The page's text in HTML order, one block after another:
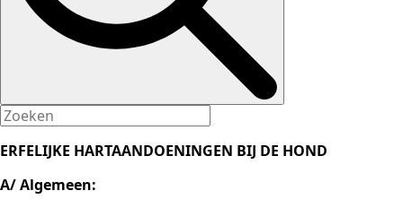
ERFELIJKE HARTAANDOENINGEN BIJ DE HOND
A/ Algemeen: